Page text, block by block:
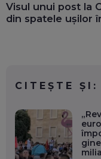
Visul unui post la
din spatele ușilor
CITEȘTE ȘI: